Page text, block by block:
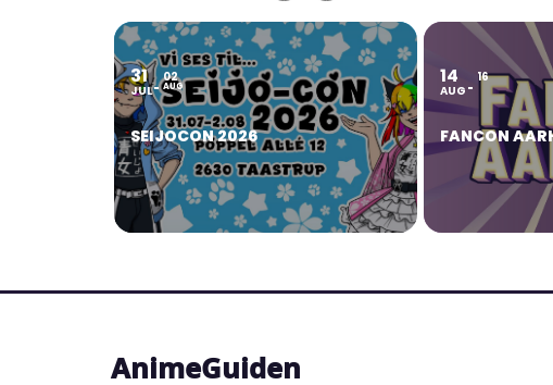
31
JUL
02
AUG
SEIJOCON 2026
14
AUG
16
FANCON
AnimeGuiden